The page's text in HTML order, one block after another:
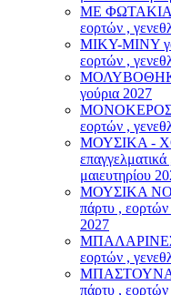
ΜΕ ΦΩΤΑΚΙΑ
εορτών ,
ΜΙΚΥ-ΜΙΝΥ
εορτών ,
γούρια 2027
ΜΟΝΟΚΕΡΟΣ
εορτών ,
ΜΟΥΣΙΚΑ -
μαιευτηρίου
ΜΟΥΣΙΚΑ
πάρτυ , εορτών
2027
ΜΠΑΛΑΡΙΝΕΣ
εορτών ,
πάρτυ , εορτών